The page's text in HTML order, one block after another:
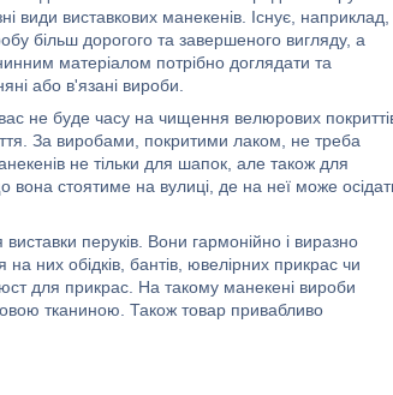
види виставкових манекенів. Існує, наприклад,
більш дорогого та завершеного вигляду, а
матеріалом потрібно доглядати та
або в'язані вироби.
не буде часу на чищення велюрових
За виробами, покритими лаком, не треба
не тільки для шапок, але також для
вона стоятиме на вулиці, де на неї може
перуків. Вони гармонійно і виразно
них обідків, бантів, ювелірних прикрас чи
для прикрас. На такому манекені вироби
тканиною. Також товар привабливо